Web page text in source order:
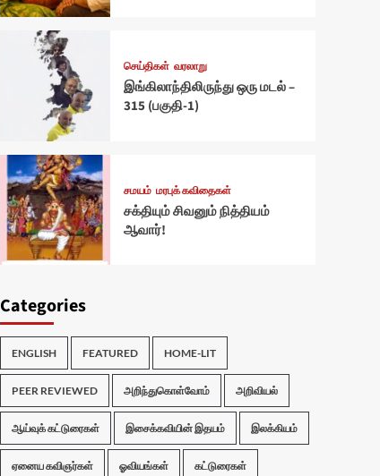
செய்திகள் வரலாறு
இங்கிலாந்திலிருந்து ஒரு மடல் –
315 (பகுதி-1)
சமயம் மரபுக் கவிதைகள்
சக்தியும் சிவனும் நித்தியம்
ஆவார்!
Categories
ENGLISH FEATURED HOME-LIT
PEER REVIEWED அறிந்துகொள்வோம் அறிவியல்
ஆய்வுக் கட்டுரைகள் இசைக்கவியின் இதயம் இலக்கியம்
ஏனைய கவிஞர்கள் ஓவியங்கள் கட்டுரைகள்